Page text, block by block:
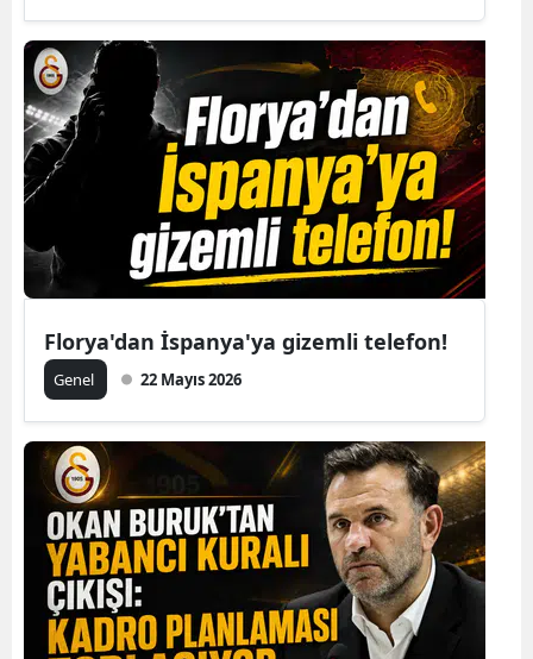
Florya'dan İspanya'ya gizemli telefon!
Genel 22 Mayıs 2026